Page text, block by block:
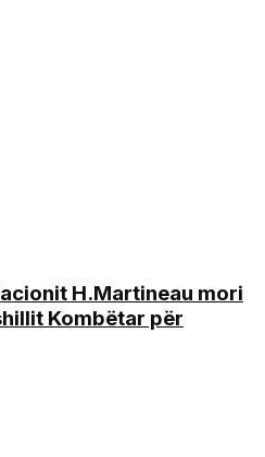
H.Martineau mori
Kombëtar për